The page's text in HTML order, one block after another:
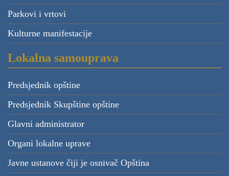
Parkovi i vrtovi
Kulturne manifestacije
Lokalna samouprava
Predsjednik opštine
Predsjednik Skupštine opštine
Glavni administrator
Organi lokalne uprave
Javne ustanove čiji je osnivač Opština